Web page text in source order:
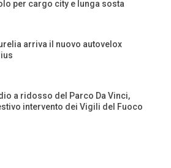
per cargo city e lunga sosta
arriva il nuovo autovelox
a ridosso del Parco Da Vinci,
intervento dei Vigili del Fuoco